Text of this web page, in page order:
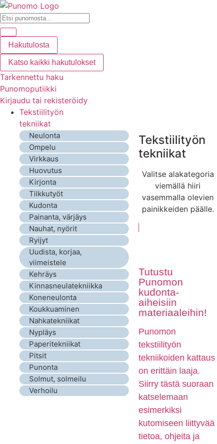
Hakutulosta
Katso kaikki hakutulokset
Tarkennettu haku
Punomoputiikki
Kirjaudu tai rekisteröidy
Tekstiilityön
tekniikat
Neulonta
Ompelu
Virkkaus
Huovutus
Kirjonta
Tilkkutyöt
Kudonta
Painanta, värjäys
Nauhat, nyörit
Ryijyt
Uudista, korjaa,
viimeistele
Kehräys
Kinnasneulatekniikka
Koneneulonta
Koukkuaminen
Nahkatekniikat
Nypläys
Paperitekniikat
Pitsit
Punonta
Solmut, solmeilu
Verhoilu
Tekstiilityön
tekniikat
Valitse alakategoria
viemällä hiiri
vasemmalla olevien
painikkeiden päälle.
Tutustu
Punomon
kudonta-
aiheisiin
materiaaleihin!
Punomon
tekstiilityön
tekniikoiden kattaus
on erittäin laaja.
Siirry tästä suoraan
katselemaan
esimerkiksi
kutomiseen liittyvää
tietoa, ohjeita ja